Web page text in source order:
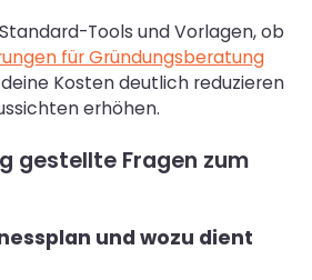
Tools und Vorlagen, ob
für Gründungsberatung
Kosten deutlich reduzieren
erhöhen.
gestellte Fragen zum
und wozu dient